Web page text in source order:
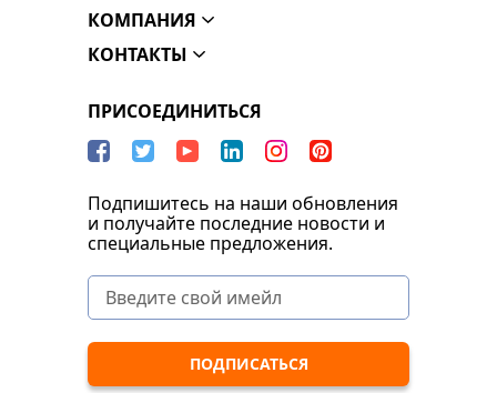
КОМПАНИЯ
КОНТАКТЫ
ПРИСОЕДИНИТЬСЯ
Подпишитесь на наши обновления
и получайте последние новости и
специальные предложения.